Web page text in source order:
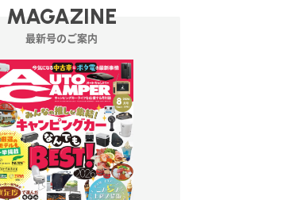
MAGAZINE
最新号のご案内